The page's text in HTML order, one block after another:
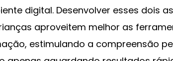
digital. Desenvolver esses dois
aproveitem melhor as
estimulando a compreensão